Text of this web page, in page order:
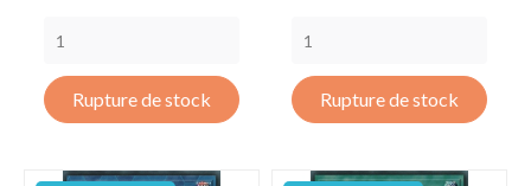
Rupture de stock Rupture de stock